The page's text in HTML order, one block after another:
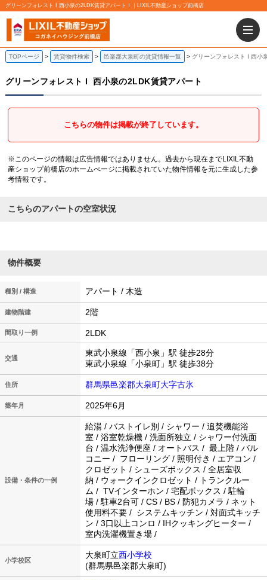
グリーンフォレスト I 西小泉の2LDK賃貸アパート！｜LIXIL不動産ショップ前橋店
TOPページ 賃貸物件検索 邑楽郡大泉町の賃貸情報一覧 グリーンフォレスト I 西小
グリーンフォレスト I 西小泉の2LDK賃貸アパート
こちらの物件は掲載が終了しています。
※このページの情報は広告情報ではありません。過去から現在までLIXIL不動
産ショップ前橋店のホームぺージに掲載されていた物件情報を元に生成した参
考情報です。
こちらのアパートの空室状況
物件概要
種別 / 構造 アパート / 木造
建物階建 2階
間取り一例 2LDK
交通
東武小泉線「西小泉」駅 徒歩28分
東武小泉線「小泉町」駅 徒歩38分
住所 群馬県邑楽郡大泉町大字古氷
築年月 2025年6月
設備・条件の一例
給湯 / バストイレ別 / シャワー / 追焚機能浴
室 / 浴室乾燥機 / 洗面所独立 / シャワー付洗面
台 / 温水洗浄便座 / オートバス / 最上階 / バル
コニー / フローリング / 照明付き / エアコン /
クロゼット / シューズボックス / 全居室収
納 / ウォークインクロゼット / トランクルー
ム / TVインターホン / 宅配ボックス / 駐輪
場 / 駐車2台可 / CS / BS / 防犯カメラ / ネット
使用料不要 / システムキッチン / 対面式キッチ
ン / 3口以上コンロ / IHクッキングヒーター /
室内洗濯機置き場 /
小学校区
大泉町立西小学校
(群馬県邑楽郡大泉町)